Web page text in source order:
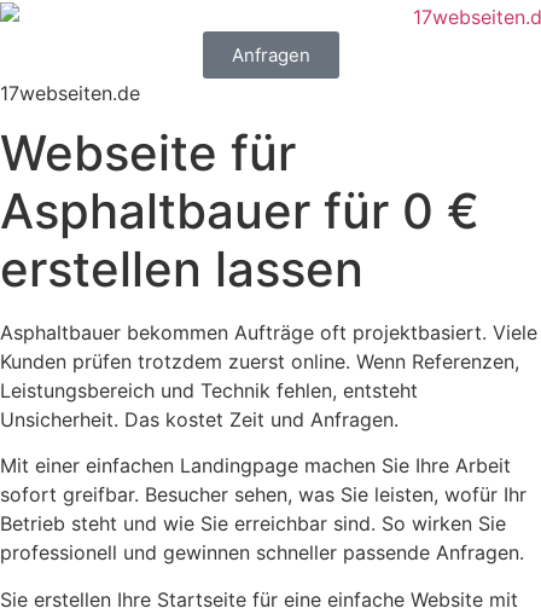
Anfragen
17webseiten.de
Webseite für
Asphaltbauer für 0 €
erstellen lassen
Asphaltbauer bekommen Aufträge oft projektbasiert. Viele
Kunden prüfen trotzdem zuerst online. Wenn Referenzen,
Leistungsbereich und Technik fehlen, entsteht
Unsicherheit. Das kostet Zeit und Anfragen.
Mit einer einfachen Landingpage machen Sie Ihre Arbeit
sofort greifbar. Besucher sehen, was Sie leisten, wofür Ihr
Betrieb steht und wie Sie erreichbar sind. So wirken Sie
professionell und gewinnen schneller passende Anfragen.
Sie erstellen Ihre Startseite für eine einfache Website mit